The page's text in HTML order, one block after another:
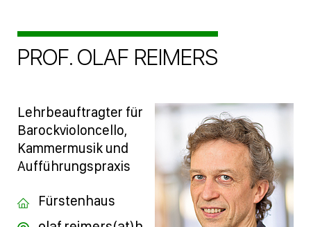
PROF. OLAF REIMERS
Lehrbeauftragter für
Barockvioloncello,
Kammermusik und
Aufführungspraxis
Fürstenhaus